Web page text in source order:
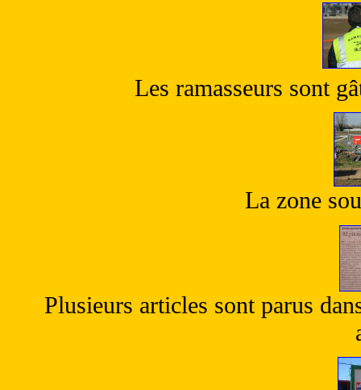
Les ramasseurs sont
La zone
Plusieurs articles sont parus